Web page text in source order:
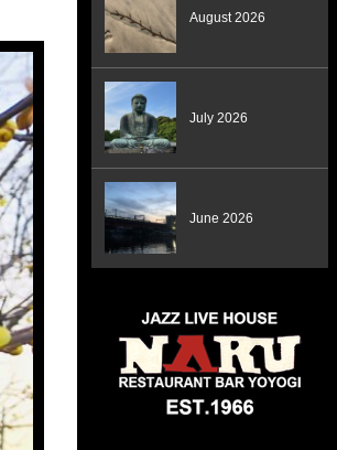
August 2026
July 2026
June 2026